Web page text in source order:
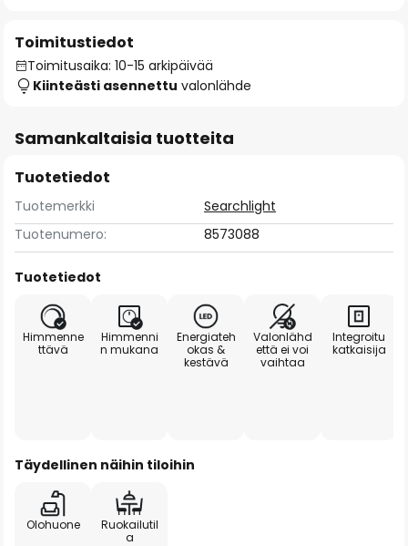
Toimitustiedot
Toimitusaika: 10-15 arkipäivää
Kiinteästi asennettu valonlähde
Samankaltaisia tuotteita
Tuotetiedot
Tuotemerkki
Searchlight
Tuotenumero:
8573088
Tuotetiedot
Himmenne
ttävä
Himmenni
n mukana
Energiateh
okas &
kestävä
Valonlähd
että ei voi
vaihtaa
Integroitu
katkaisija
Täydellinen näihin tiloihin
Olohuone
Ruokailutil
a